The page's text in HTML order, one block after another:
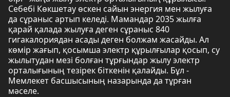
Себебі Көкшетау өскен сайын энергия мен жылуға
да сұраныс артып келеді. Мамандар 2035 жылға
қарай қалада жылуға деген сұраныс 840
гигакалориядан асады деген болжам жасайды. Ал
көмір жағып, қосымша электр құрылғылар қосып, су
жылытудан мезі болған тұрғындар жылу электр
орталығының тезірек біткенін қалайды. Бұл -
Мемлекет басшысының назарында да тұрған
мәселе.